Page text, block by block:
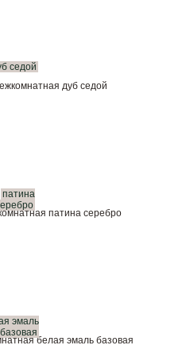
седой
патина
эмаль
базовая